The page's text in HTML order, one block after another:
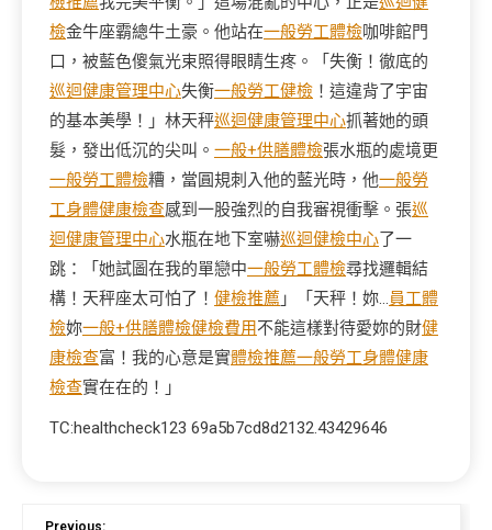
檢金牛座霸總牛土豪。他站在一般勞工體檢咖啡館門
口，被藍色傻氣光束照得眼睛生疼。「失衡！徹底的
巡迴健康管理中心失衡一般勞工健檢 ！這違背了宇宙
的基本美學！」林天秤巡迴健康管理中心抓著她的頭
髮，發出低沉的尖叫。 一般+供膳體檢張水瓶的處境更
一般勞工體檢糟，當圓規刺入他的藍光時，他一般勞
工身體健康檢查感到一股強烈的自我審視衝擊。張巡
迴健康管理中心水瓶在地下室嚇巡迴健檢中心了一
跳：「她試圖在我的單戀中一般勞工體檢尋找邏輯結
構！天秤座太可怕了！ 健檢推薦 」「天秤！妳…員工體
檢妳一般+供膳體檢健檢費用不能這樣對待愛妳的財健
康檢查富！我的心意是實體檢推薦一般勞工身體健康
檢查實在在的！」
TC:healthcheck123 69a5b7cd8d2132.43429646
Previous: